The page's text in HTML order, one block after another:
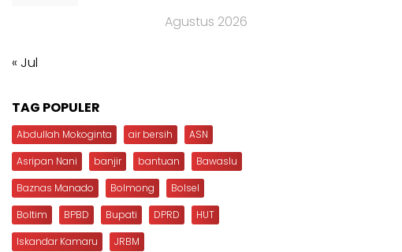
Agustus 2026
« Jul
TAG POPULER
Abdullah Mokoginta air bersih
ASN
Asripan Nani
banjir bantuan
Bawaslu
Baznas Manado
Bolmong
Bolsel
Boltim
BPBD Bupati DPRD
HUT
Iskandar Kamaru
JRBM